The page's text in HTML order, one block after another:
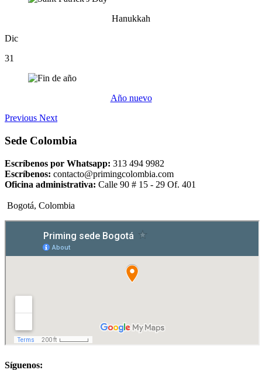
Hanukkah
Dic
31
Año nuevo
Previous Next
Sede Colombia
Escríbenos por Whatsapp: 313 494 9982
Escríbenos: contacto@primingcolombia.com
Oficina administrativa: Calle 90 # 15 - 29 Of. 401
Bogotá, Colombia
Síguenos: